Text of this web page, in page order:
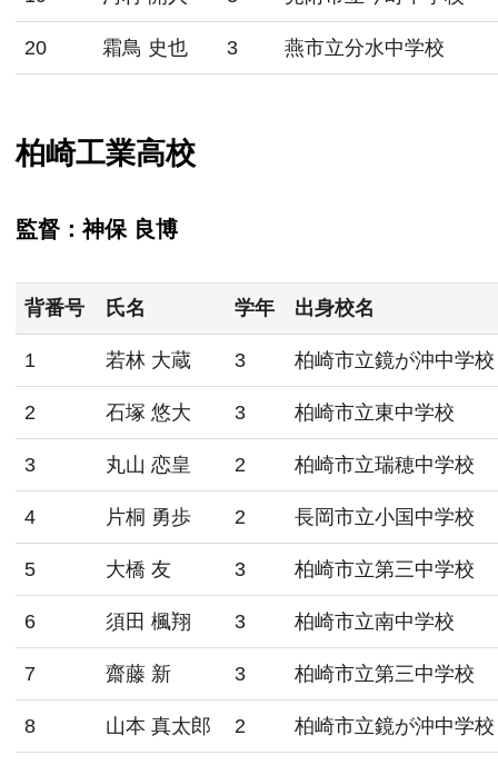
20 霜鳥 史也 3 燕市立分水中学校
柏崎工業高校
監督：神保 良博
背番号 氏名 学年 出身校名
1 若林 大蔵 3 柏崎市立鏡が沖中学校
2 石塚 悠大 3 柏崎市立東中学校
3 丸山 恋皇 2 柏崎市立瑞穂中学校
4 片桐 勇歩 2 長岡市立小国中学校
5 大橋 友 3 柏崎市立第三中学校
6 須田 楓翔 3 柏崎市立南中学校
7 齋藤 新 3 柏崎市立第三中学校
8 山本 真太郎 2 柏崎市立鏡が沖中学校